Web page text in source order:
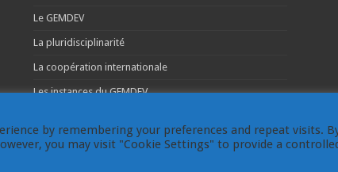
Le GEMDEV
La pluridisciplinarité
La coopération internationale
Les instances du GEMDEV
by remembering your preferences and repeat visits.
you may visit "Cookie Settings" to provide a